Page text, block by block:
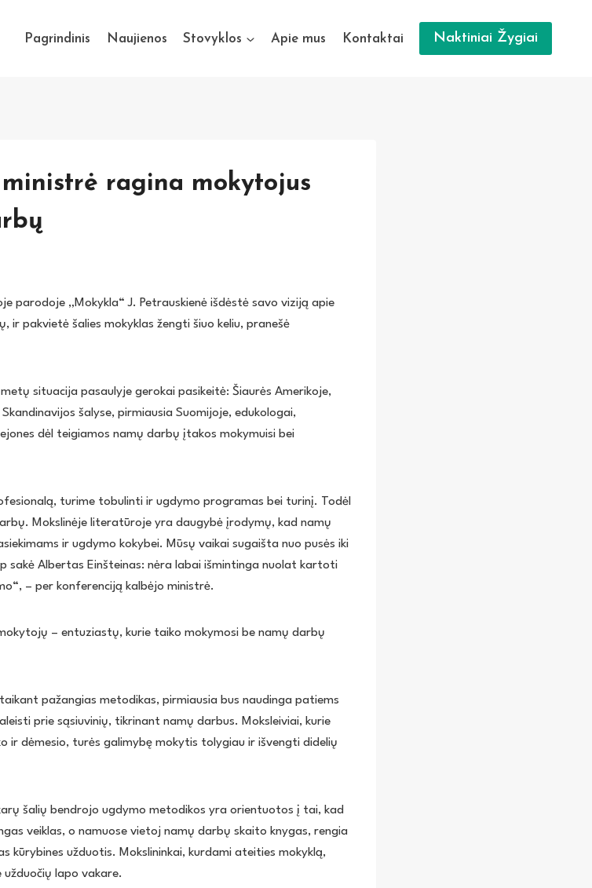
Pagrindinis Naujienos Stovyklos Apie mus Kontaktai Naktiniai Žygiai
ragina mokytojus
parodoje „Mokykla“ J. Petrauskienė išdėstė savo viziją apie
ir pakvietė šalies mokyklas žengti šiuo keliu, pranešė
situacija pasaulyje gerokai pasikeitė: Šiaurės Amerikoje,
šalyse, pirmiausia Suomijoje, edukologai,
dėl teigiamos namų darbų įtakos mokymuisi bei
turime tobulinti ir ugdymo programas bei turinį. Todėl
Mokslinėje literatūroje yra daugybė įrodymų, kad namų
ir ugdymo kokybei. Mūsų vaikai sugaišta nuo pusės iki
sakė Albertas Einšteinas: nėra labai išmintinga nuolat kartoti
– per konferenciją kalbėjo ministrė.
– entuziastų, kurie taiko mokymosi be namų darbų
pažangias metodikas, pirmiausia bus naudinga patiems
prie sąsiuvinių, tikrinant namų darbus. Moksleiviai, kurie
ir dėmesio, turės galimybę mokytis tolygiau ir išvengti didelių
šalių bendrojo ugdymo metodikos yra orientuotos į tai, kad
veiklas, o namuose vietoj namų darbų skaito knygas, rengia
užduotis. Mokslininkai, kurdami ateities mokyklą,
lapo vakare.